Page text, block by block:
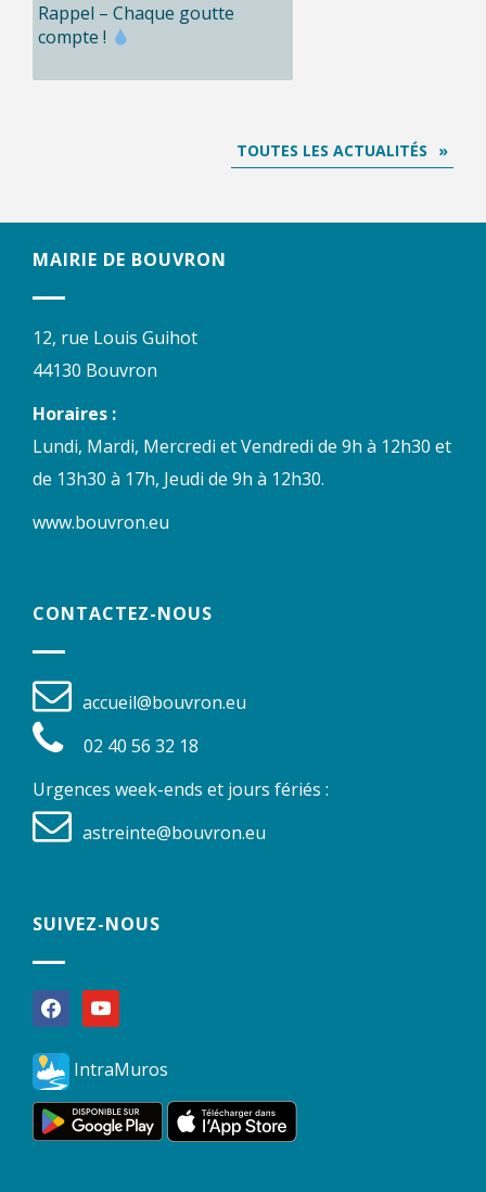
Rappel – Chaque goutte
compte !
TOUTES LES ACTUALITÉS
MAIRIE DE BOUVRON
12, rue Louis Guihot
44130 Bouvron
Horaires :
Lundi, Mardi, Mercredi et Vendredi de 9h à 12h30 et
de 13h30 à 17h, Jeudi de 9h à 12h30.
www.bouvron.eu
CONTACTEZ-NOUS
accueil@bouvron.eu
02 40 56 32 18
Urgences week-ends et jours fériés :
astreinte@bouvron.eu
SUIVEZ-NOUS
facebookyoutube
IntraMuros